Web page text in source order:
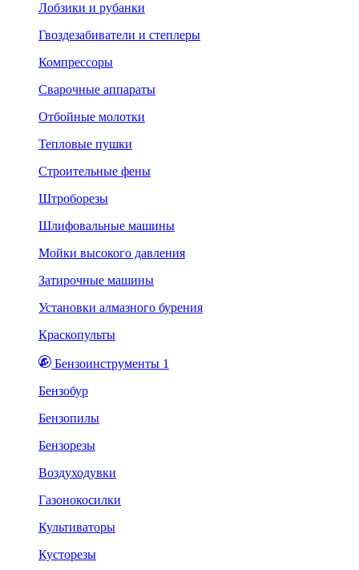
Лобзики и рубанки
Гвоздезабиватели и степлеры
Компрессоры
Сварочные аппараты
Отбойные молотки
Тепловые пушки
Строительные фены
Штроборезы
Шлифовальные машины
Мойки высокого давления
Затирочные машины
Установки алмазного бурения
Краскопульты
Бензоинструменты 1
Бензобур
Бензопилы
Бензорезы
Воздуходувки
Газонокосилки
Культиваторы
Кусторезы